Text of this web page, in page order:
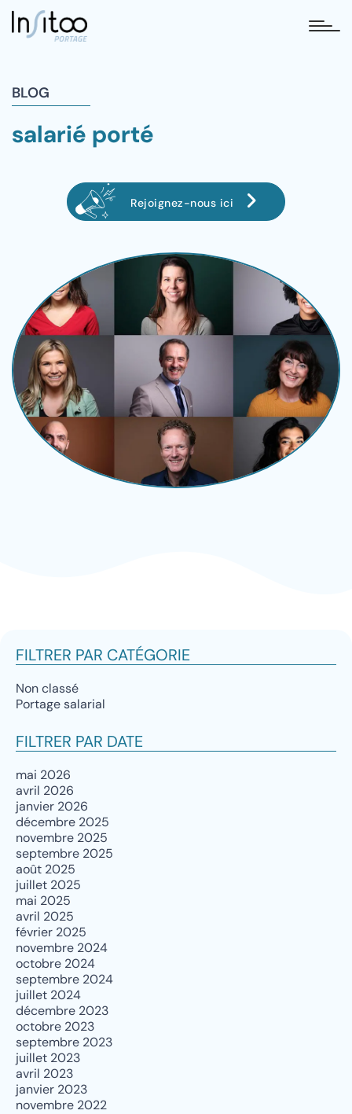
BLOG
salarié porté
Rejoignez-nous ici
FILTRER PAR CATÉGORIE
Non classé
Portage salarial
FILTRER PAR DATE
mai 2026
avril 2026
janvier 2026
décembre 2025
novembre 2025
septembre 2025
août 2025
juillet 2025
mai 2025
avril 2025
février 2025
novembre 2024
octobre 2024
septembre 2024
juillet 2024
décembre 2023
octobre 2023
septembre 2023
juillet 2023
avril 2023
janvier 2023
novembre 2022